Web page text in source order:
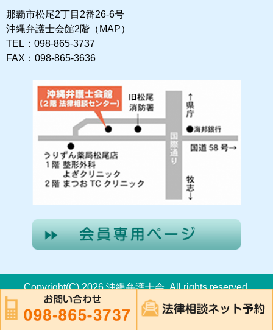
那覇市松尾2丁目2番26-6号
沖縄弁護士会館2階（MAP）
TEL：098-865-3737
FAX：098-865-3636
Copyright(C) 2026 沖縄弁護士会. All rights reserved.